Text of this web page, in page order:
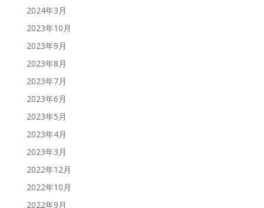
2024年3月
2023年10月
2023年9月
2023年8月
2023年7月
2023年6月
2023年5月
2023年4月
2023年3月
2022年12月
2022年10月
2022年9月